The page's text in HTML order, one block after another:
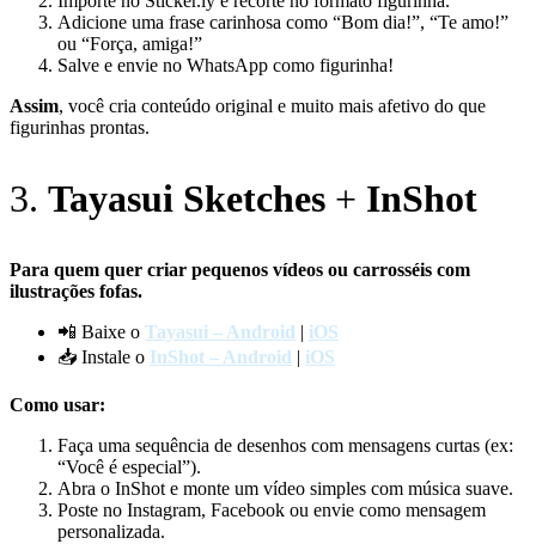
Adicione uma frase carinhosa como “Bom dia!”, “Te amo!”
ou “Força, amiga!”
Salve e envie no WhatsApp como figurinha!
Assim, você cria conteúdo original e muito mais afetivo do que
figurinhas prontas.
3. Tayasui Sketches + InShot
Para quem quer criar pequenos vídeos ou carrosséis com
ilustrações fofas.
📲 Baixe o Tayasui – Android | iOS
📥 Instale o InShot – Android | iOS
Como usar:
Faça uma sequência de desenhos com mensagens curtas (ex:
“Você é especial”).
Abra o InShot e monte um vídeo simples com música suave.
Poste no Instagram, Facebook ou envie como mensagem
personalizada.